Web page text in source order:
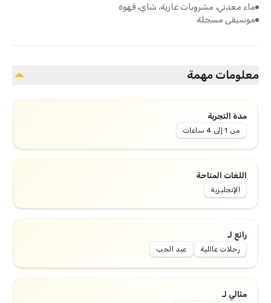
ماء معدني، مشروبات غازية، شاي، قهوة
موسيقى مسجلة
معلومات مهمة
مدة التجربة
من 1 إلى 4 ساعات
اللغات المتاحة
الإنجليزية
رائع لـ
رحلات عائلية عيد الحب
مثالي لـ